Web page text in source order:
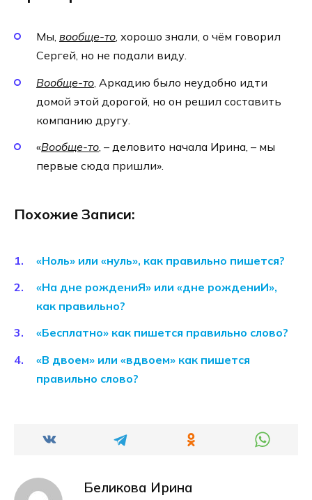
Мы, вообще-то, хорошо знали, о чём говорил
Сергей, но не подали виду.
Вообще-то , Аркадию было неудобно идти
домой этой дорогой, но он решил составить
компанию другу.
«Вообще-то , – деловито начала Ирина, – мы
первые сюда пришли».
Похожие Записи:
«Ноль» или «нуль», как правильно пишется?
«На дне рождениЯ» или «дне рождениИ»,
как правильно?
«Бесплатно» как пишется правильно слово?
«В двоем» или «вдвоем» как пишется
правильно слово?
Беликова Ирина